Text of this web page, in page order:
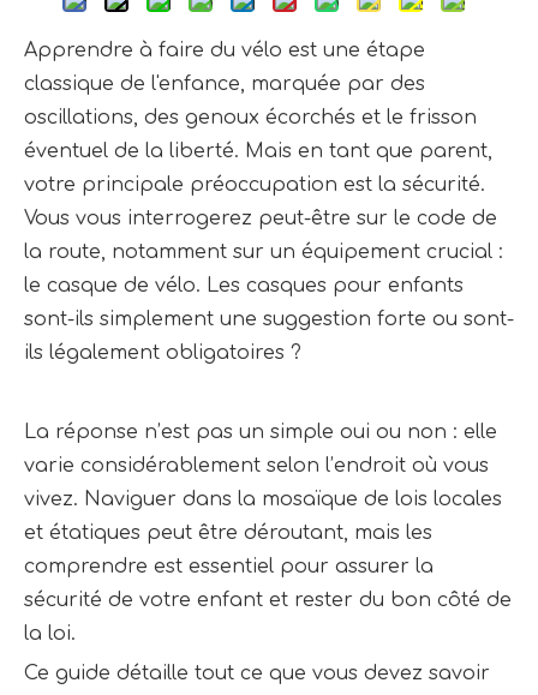
Apprendre à faire du vélo est une étape
classique de l'enfance, marquée par des
oscillations, des genoux écorchés et le frisson
éventuel de la liberté. Mais en tant que parent,
votre principale préoccupation est la sécurité.
Vous vous interrogerez peut-être sur le code de
la route, notamment sur un équipement crucial :
le casque de vélo. Les casques pour enfants
sont-ils simplement une suggestion forte ou sont-
ils légalement obligatoires ?
La réponse n’est pas un simple oui ou non : elle
varie considérablement selon l’endroit où vous
vivez. Naviguer dans la mosaïque de lois locales
et étatiques peut être déroutant, mais les
comprendre est essentiel pour assurer la
sécurité de votre enfant et rester du bon côté de
la loi.
Ce guide détaille tout ce que vous devez savoir